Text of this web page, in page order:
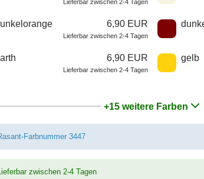
Lieferbar zwischen 2-4 Tagen
6,90 EUR
Lieferbar zwischen 2-4 Tagen
6,90 EUR
Lieferbar zwischen 2-4 Tagen
gelb
+15 weitere Farben
Farbnummer 3447
zwischen 2-4 Tagen